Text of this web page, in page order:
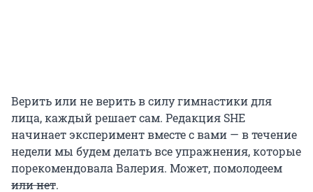
Верить или не верить в силу гимнастики для
лица, каждый решает сам. Редакция SHE
начинает эксперимент вместе с вами — в течение
недели мы будем делать все упражнения, которые
порекомендовала Валерия. Может, помолодеем
или нет.